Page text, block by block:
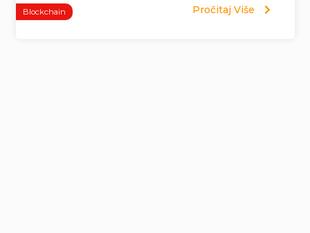
Blockchain Pročitaj Više